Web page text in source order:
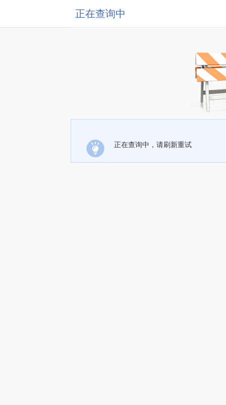
正在查询中
正在查询中，请刷新重试